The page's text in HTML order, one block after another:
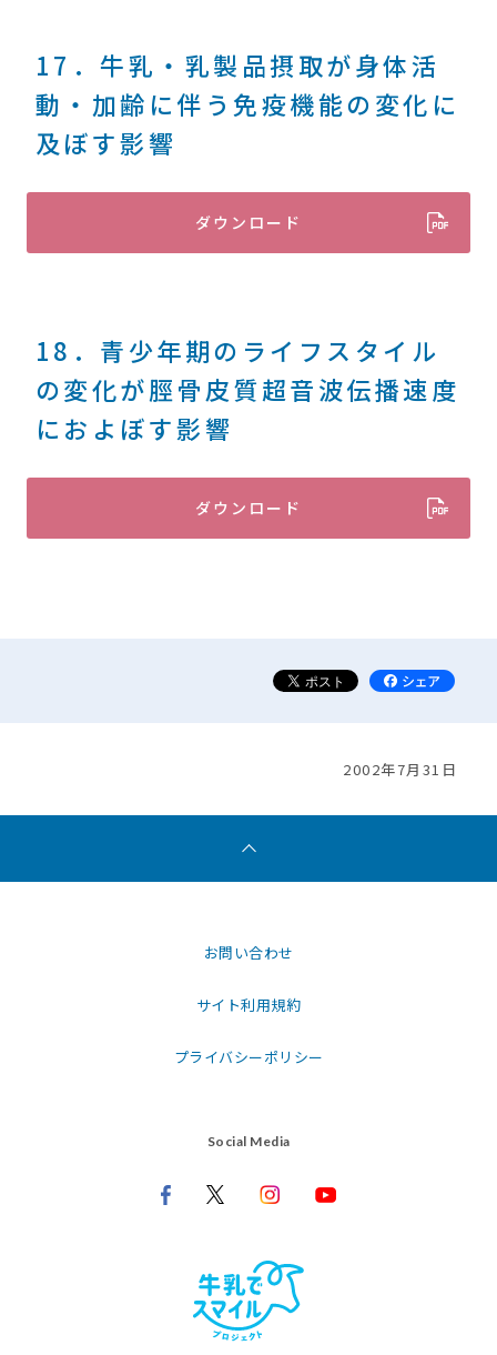
17．牛乳・乳製品摂取が身体活
動・加齢に伴う免疫機能の変化に
及ぼす影響
ダウンロード
18．青少年期のライフスタイル
の変化が脛骨皮質超音波伝播速度
におよぼす影響
ダウンロード
2002年7月31日
お問い合わせ
サイト利用規約
プライバシーポリシー
Social Media